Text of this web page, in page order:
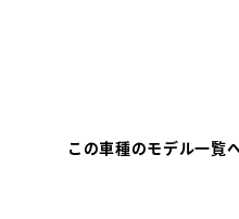
この車種のモデル一覧